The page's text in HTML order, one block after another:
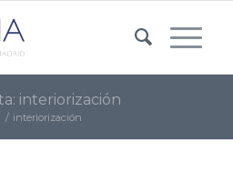
interiorización
/ interiorización